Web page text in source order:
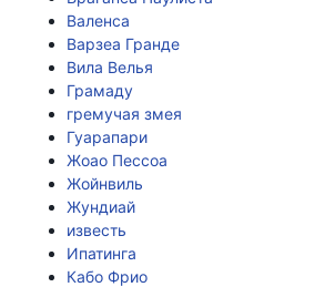
Валенса
Варзеа Гранде
Вила Велья
Грамаду
гремучая змея
Гуарапари
Жоао Пессоа
Жойнвиль
Жундиай
известь
Ипатинга
Кабо Фрио